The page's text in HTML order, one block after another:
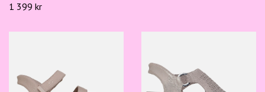
1 399 kr